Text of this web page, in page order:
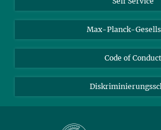
Max-Planck-
Code of Conduct